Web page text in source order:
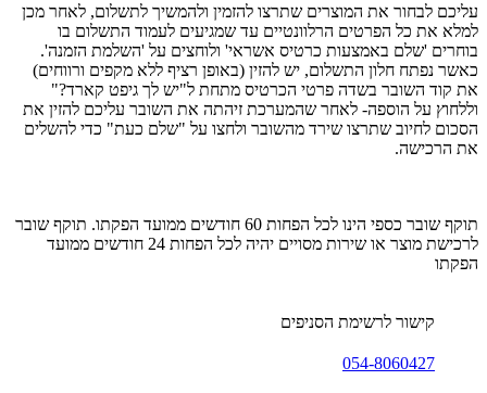
עליכם לבחור את המוצרים שתרצו להזמין ולהמשיך לתשלום, לאחר מכן
למלא את כל הפרטים הרלוונטיים עד שמגיעים לעמוד התשלום בו
בוחרים 'שלם באמצעות כרטיס אשראי' ולוחצים על 'השלמת הזמנה'.
כאשר נפתח חלון התשלום, יש להזין (באופן רציף ללא מקפים ורווחים)
את קוד השובר בשדה פרטי הכרטיס מתחת ל"יש לך גיפט קארד?"
וללחוץ על הוספה- לאחר שהמערכת זיהתה את השובר עליכם להזין את
הסכום לחיוב שתרצו שירד מהשובר ולחצו על "שלם כעת" כדי להשלים
את הרכישה.
תוקף שובר כספי הינו לכל הפחות 60 חודשים ממועד הפקתו. תוקף שובר
לרכישת מוצר או שירות מסויים יהיה לכל הפחות 24 חודשים ממועד
הפקתו
קישור לרשימת הסניפים
054-8060427